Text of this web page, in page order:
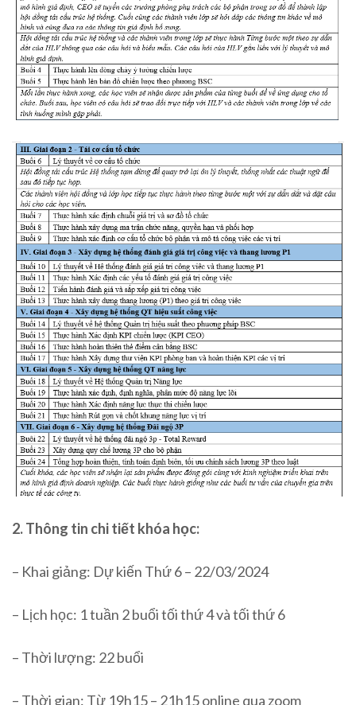
2. Thông tin chi tiết khóa học:
– Khai giảng: Dự kiến Thứ 6 – 22/03/2024
– Lịch học: 1 tuần 2 buổi tối thứ 4 và tối thứ 6
– Thời lượng: 22 buổi
– Thời gian: Từ 19h15 – 21h15 online qua zoom